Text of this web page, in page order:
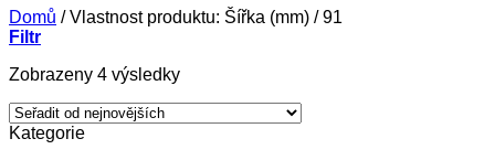
Domů /Vlastnost produktu: Šířka (mm) /91
Filtr
Zobrazeny 4 výsledkySeřazeno
Kategorie